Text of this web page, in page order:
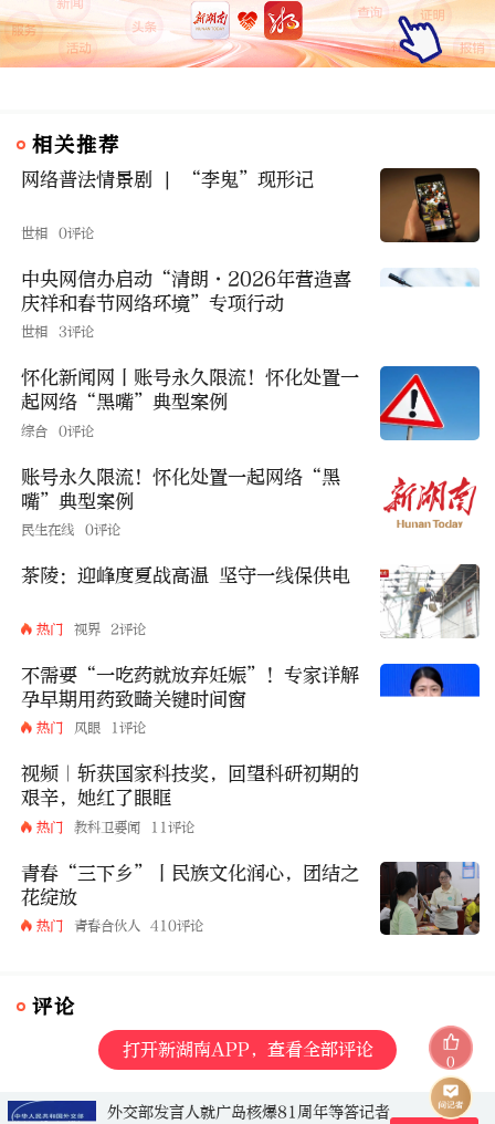
相关推荐
网络普法情景剧 | “李鬼”现形记
世相 0评论
中央网信办启动“清朗·2026年营造喜
庆祥和春节网络环境”专项行动
世相 3评论
怀化新闻网丨账号永久限流！怀化处置一
起网络“黑嘴”典型案例
综合 0评论
账号永久限流！怀化处置一起网络“黑
嘴”典型案例
民生在线 0评论
茶陵：迎峰度夏战高温 坚守一线保供电
热门 视界 2评论
不需要“一吃药就放弃妊娠”！专家详解
孕早期用药致畸关键时间窗
热门 风眼 1评论
视频｜斩获国家科技奖，回望科研初期的
艰辛，她红了眼眶
热门 教科卫要闻 11评论
青春“三下乡”丨民族文化润心，团结之
花绽放
热门 青春合伙人 410评论
评论
打开新湖南APP，查看全部评论
外交部发言人就广岛核爆81周年等答记者
0